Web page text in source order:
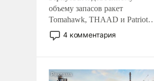
объему запасов ракет
Tomahawk, THAAD и Patriot
США потребуется более трех
лет. Даже небольшая война с
Сложившаяся ситуация
4 комментария